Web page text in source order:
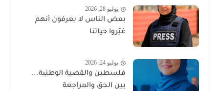
يوليو 28, 2026
بعض الناس لا يعرفون أنهم
غيّروا حياتنا
يوليو 24, 2026
فلسطين والقضية الوطنية...
بين الحق والمراجعة